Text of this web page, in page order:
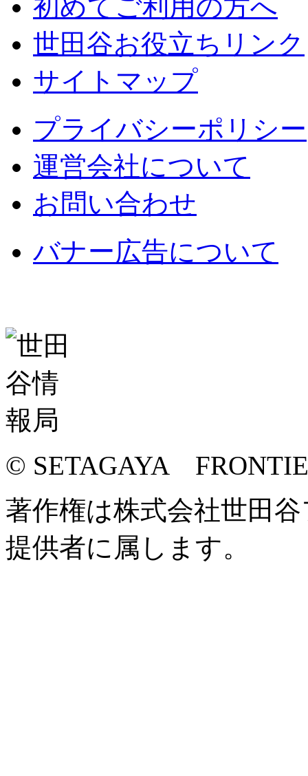
初めてご利用の方へ
世田谷お役立ちリンク
サイトマップ
プライバシーポリシー
運営会社について
お問い合わせ
バナー広告について
© SETAGAYA
著作権は株式会社世田
提供者に属します。